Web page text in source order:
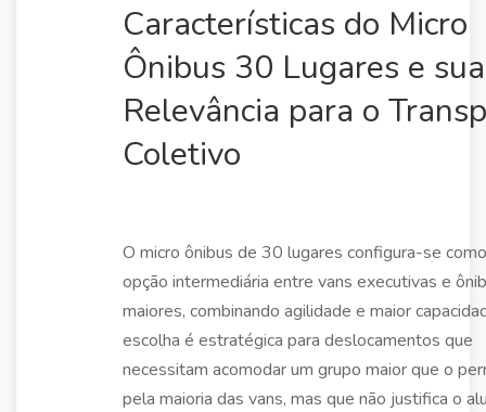
Características do Micro
Ônibus 30 Lugares e sua
Relevância para o
Coletivo
O micro ônibus de 30 lugares configura-se
opção intermediária entre vans executivas e
maiores, combinando agilidade e maior
escolha é estratégica para deslocamentos que
necessitam acomodar um grupo maior que o
pela maioria das vans, mas que não justifica o